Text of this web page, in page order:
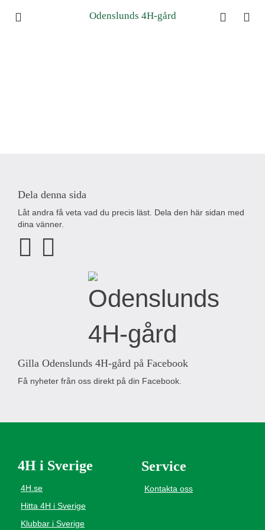
Odenslunds 4H-gård
Dela denna sida
Låt andra få veta vad du precis läst. Dela den här sidan med
dina vänner.
Gilla Odenslunds 4H-gård på Facebook
Få nyheter från oss direkt på din Facebook.
4H i Sverige
4H.se
Hitta 4H i Sverige
Klubbar i Sverige
Service
Kontakta oss